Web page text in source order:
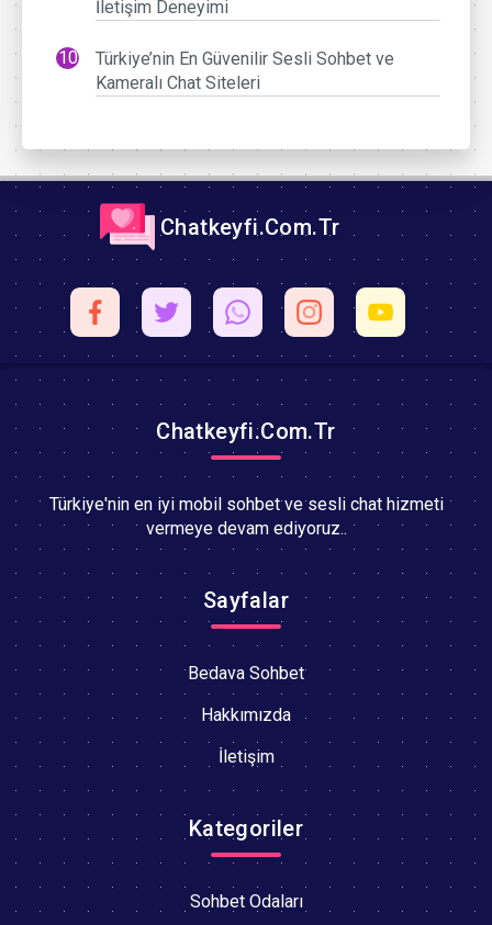
İletişim Deneyimi
Türkiye’nin En Güvenilir Sesli Sohbet ve
Kameralı Chat Siteleri
Chatkeyfi.Com.Tr
Chatkeyfi.Com.Tr
Türkiye'nin en iyi mobil sohbet ve sesli chat hizmeti
vermeye devam ediyoruz..
Sayfalar
Bedava Sohbet
Hakkımızda
İletişim
Kategoriler
Sohbet Odaları